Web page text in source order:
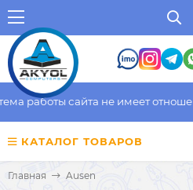
работы сайта не имеет
КАТАЛОГ ТОВАРОВ
Главная Ausen